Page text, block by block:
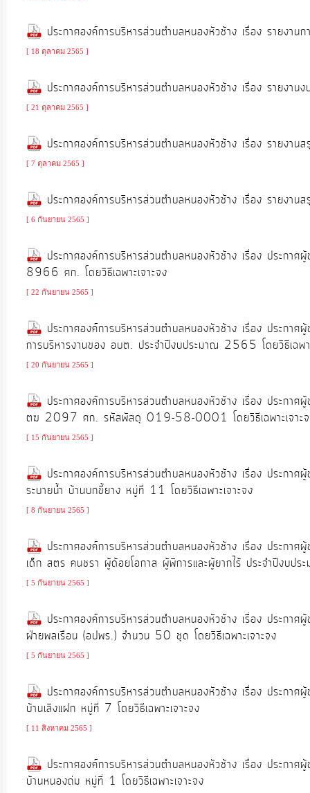
ทุจริต
ส่ง
เสริม
โปร่งใส
ถิ่น
ของ
ข้อมูล
ติดต่อ
ประกาศองค์การบริหารส่วนตำบลหนองหัวช้าง เรื่อง รายง
[ 18 ตุลาคม 2565 ]
ประกาศองค์การบริหารส่วนตำบลหนองหัวช้าง เรื่อง รายง
[ 21 ตุลาคม 2565 ]
ประกาศองค์การบริหารส่วนตำบลหนองหัวช้าง เรื่อง รายง
[ 7 ตุลาคม 2565 ]
ประกาศองค์การบริหารส่วนตำบลหนองหัวช้าง เรื่อง รายง
[ 6 กันยายน 2565 ]
ประกาศองค์การบริหารส่วนตำบลหนองหัวช้าง เรื่อง ประกา
8966 ศก. โดยวิธีเฉพาะเจาะจง
[ 22 กันยายน 2565 ]
ประกาศองค์การบริหารส่วนตำบลหนองหัวช้าง เรื่อง ประกาศ
การบริหารงานของ อบต. ประจำปีงบประมาณ 2565 โดยวิธีเฉพา
[ 20 กันยายน 2565 ]
ประกาศองค์การบริหารส่วนตำบลหนองหัวช้าง เรื่อง ประกาศ
ตฆ 2097 ศก. รหัสพัสดุ 019-58-0001 โดยวิธีเฉพาะเจาะ
[ 15 กันยายน 2565 ]
ประกาศองค์การบริหารส่วนตำบลหนองหัวช้าง เรื่อง ประกา
ระบายน้ำ บ้านบกขี้ยาง หมู่ที่ 11 โดยวิธีเฉพาะเจาะจง
[ 8 กันยายน 2565 ]
ประกาศองค์การบริหารส่วนตำบลหนองหัวช้าง เรื่อง ประกาศผู้
เด็ก สตร คนชรา ผู้ด้อยโอกาส ผู้พิการและผู้ยากไร้ ประจำปีงบป
[ 5 กันยายน 2565 ]
ประกาศองค์การบริหารส่วนตำบลหนองหัวช้าง เรื่อง ประกา
ฝ่ายพลเรือน (อปพร.) จำนวน 50 ชุด โดยวิธีเฉพาะเจาะจง
[ 5 กันยายน 2565 ]
ประกาศองค์การบริหารส่วนตำบลหนองหัวช้าง เรื่อง ประกาศ
บ้านเลิงแฝก หมู่ที่ 7 โดยวิธีเฉพาะเจาะจง
[ 11 สิงหาคม 2565 ]
ประกาศองค์การบริหารส่วนตำบลหนองหัวช้าง เรื่อง ประกาศ
บ้านหนองถ่ม หมู่ที่ 1 โดยวิธีเฉพาะเจาะจง